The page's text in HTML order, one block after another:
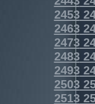
2453
2463
2473
2483
2493
2503
2513